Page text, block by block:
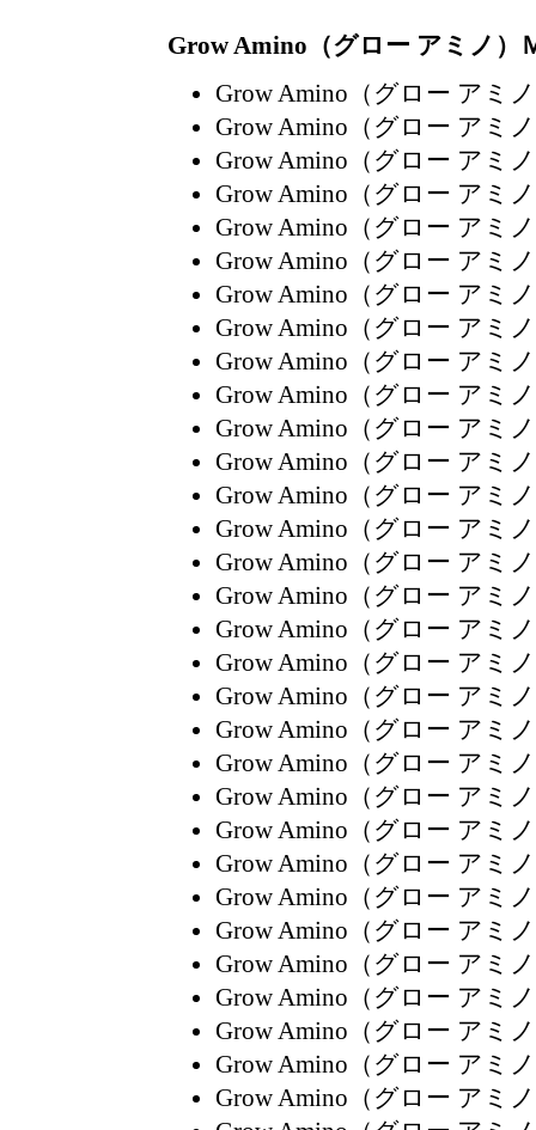
Grow Amino（グロー アミノ
Grow Amino（グロー アミ
Grow Amino（グロー アミ
Grow Amino（グロー アミ
Grow Amino（グロー アミ
Grow Amino（グロー アミ
Grow Amino（グロー アミ
Grow Amino（グロー アミ
Grow Amino（グロー アミ
Grow Amino（グロー アミ
Grow Amino（グロー アミ
Grow Amino（グロー アミ
Grow Amino（グロー アミ
Grow Amino（グロー アミ
Grow Amino（グロー アミ
Grow Amino（グロー アミ
Grow Amino（グロー アミ
Grow Amino（グロー アミ
Grow Amino（グロー アミ
Grow Amino（グロー アミ
Grow Amino（グロー アミ
Grow Amino（グロー アミ
Grow Amino（グロー アミ
Grow Amino（グロー アミ
Grow Amino（グロー アミ
Grow Amino（グロー アミ
Grow Amino（グロー アミ
Grow Amino（グロー アミ
Grow Amino（グロー アミ
Grow Amino（グロー アミ
Grow Amino（グロー アミ
Grow Amino（グロー アミ